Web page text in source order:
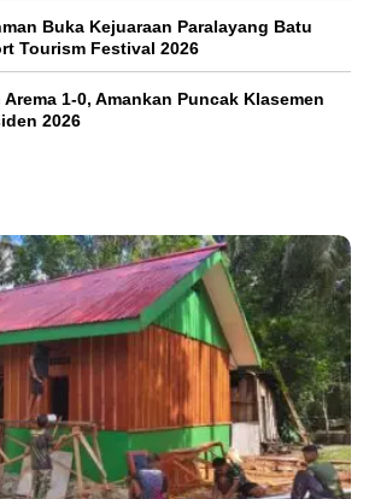
Buka Kejuaraan Paralayang Batu
Tourism Festival 2026
1-0, Amankan Puncak Klasemen
2026